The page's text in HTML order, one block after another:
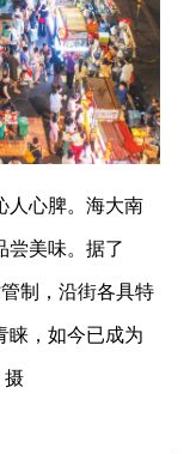
心脾。海大南
尝美味。据了
制，沿街各具特
睐，如今已成为
摄